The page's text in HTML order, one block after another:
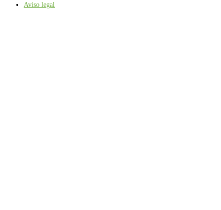
Aviso legal